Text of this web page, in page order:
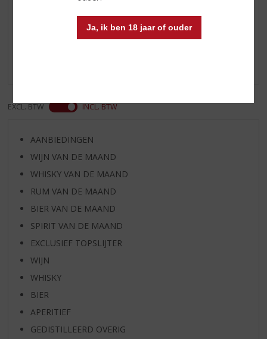
Ja, ik ben 18 jaar of ouder
Reviews
EXCL. BTW INCL. BTW
AANBIEDINGEN
WIJN VAN DE MAAND
WHISKY VAN DE MAAND
RUM VAN DE MAAND
BIER VAN DE MAAND
SPIRIT VAN DE MAAND
EXCLUSIEF TOPSLIJTER
WIJN
WHISKY
BIER
APERITIEF
GEDISTILLEERD OVERIG